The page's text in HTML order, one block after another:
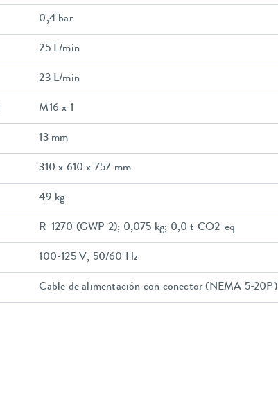
0,4 bar
25 L/min
23 L/min
M16 x 1
13 mm
310 x 610 x 757 mm
49 kg
R-1270 (GWP 2); 0,075 kg; 0,0 t CO2-eq
100-125 V; 50/60 Hz
Cable de alimentación con conector (NEMA 5-20P)